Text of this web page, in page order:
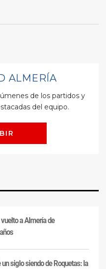
a Almería de
siglo siendo de Roquetas: la